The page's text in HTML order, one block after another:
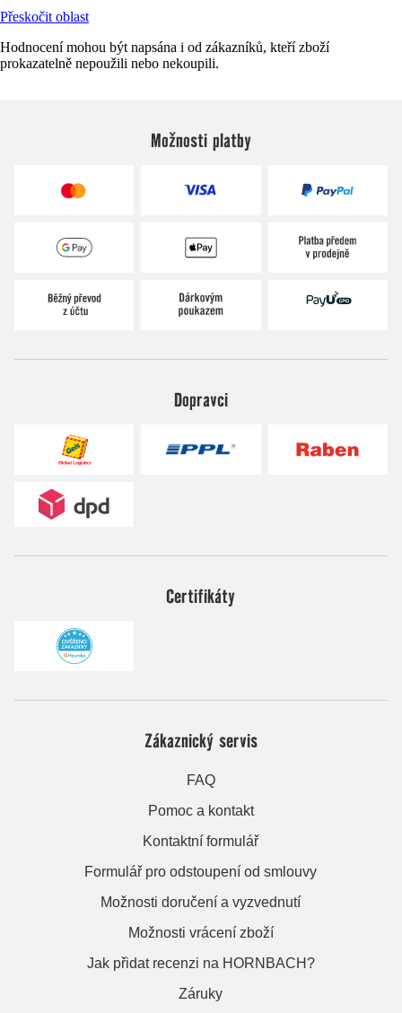
Přeskočit oblast
Hodnocení mohou být napsána i od zákazníků, kteří zboží
prokazatelně nepoužili nebo nekoupili.
Možnosti platby
Dopravci
Certifikáty
Zákaznický servis
FAQ
Pomoc a kontakt
Kontaktní formulář
Formulář pro odstoupení od smlouvy
Možnosti doručení a vyzvednutí
Možnosti vrácení zboží
Jak přidat recenzi na HORNBACH?
Záruky